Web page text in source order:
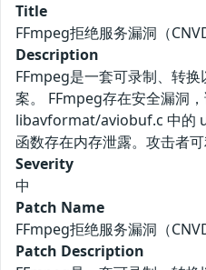
Title
FFmpeg拒绝服务漏洞（
Description
FFmpeg是一套可录制、转
案。 FFmpeg存在安全漏洞
libavformat/aviobuf.c 中的
函数存在内存泄露。攻击者
Severity
中
Patch Name
FFmpeg拒绝服务漏洞（
Patch Description